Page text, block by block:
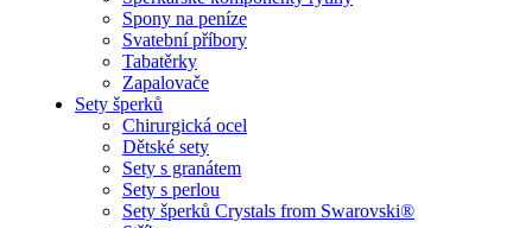
Spony na peníze
Svatební příbory
Tabatěrky
Zapalovače
Sety šperků
Chirurgická ocel
Dětské sety
Sety s granátem
Sety s perlou
Sety šperků Crystals from Swarovski®